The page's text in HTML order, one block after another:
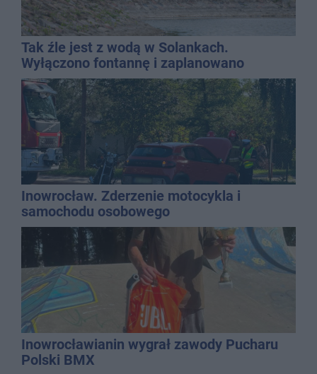
Tak źle jest z wodą w Solankach.
Wyłączono fontannę i zaplanowano
dolewkę
Inowrocław. Zderzenie motocykla i
samochodu osobowego
Inowrocławianin wygrał zawody Pucharu
Polski BMX